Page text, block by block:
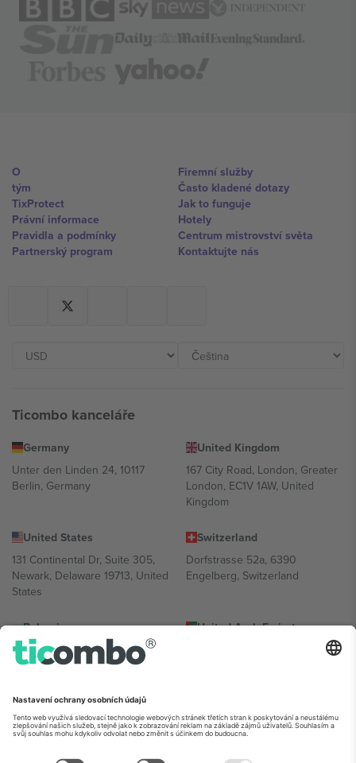
O
tým
TixProtect
Právní informace
Pravidla a podmínky
Partnerský program
Firemní služby
Často kladené dotazy
Jak to funguje
Hotely
Centrum mistrovství světa
Kontaktujte nás
Ticombo kanceláře
Germany
Unter den Linden 24, 10117
Berlin, Germany
United Kingdom
167 City Road, London, Greater
London, EC1V 1AW, United
Kingdom
United States
131 Continental Dr, Suite 305,
Newark, Delaware 19713, United
States
Switzerland
Dorfstrasse 52a, 6390
Engelberg, Switzerland
Bulgaria
Regus Sofia City West, bul
Totleben 53-55, 1606 Sofia,
United Arab Emirates
UAE Dubai Silicon Oasis, DDP
Mexico
Av Chapultepec 360, Roma
Norte, Cuauhtémoc, 06700